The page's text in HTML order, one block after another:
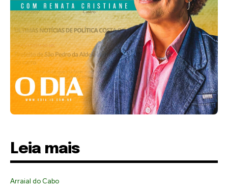
Leia mais
Arraial do Cabo